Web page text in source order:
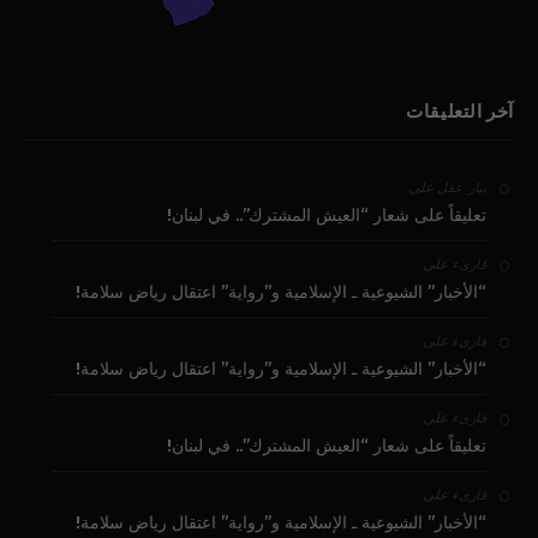
آخر التعليقات
بيار عقل على
تعليقاً على شعار “العيش المشترك”.. في لبنان!
قارىء على
“الأخبار” الشيوعية ـ الإسلامية و”رواية” اعتقال رياض سلامة!
قارىء على
“الأخبار” الشيوعية ـ الإسلامية و”رواية” اعتقال رياض سلامة!
قارىء على
تعليقاً على شعار “العيش المشترك”.. في لبنان!
قارىء على
“الأخبار” الشيوعية ـ الإسلامية و”رواية” اعتقال رياض سلامة!